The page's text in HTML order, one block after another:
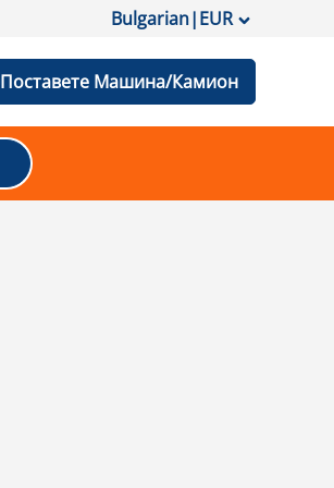
Bulgarian|EUR
Поставете Машина/Камион